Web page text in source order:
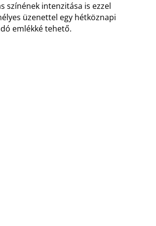
színének intenzitása is ezzel
üzenettel egy hétköznapi
emlékké tehető.